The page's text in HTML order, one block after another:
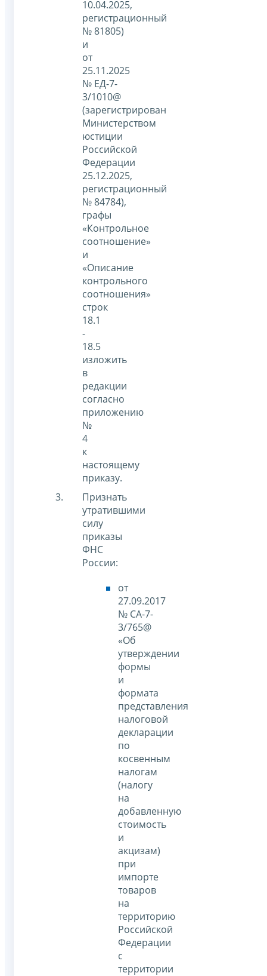
10.04.2025,
регистрационный
№ 81805)
и
от
25.11.2025
№ ЕД-7-
3/1010@
(зарегистрирован
Министерством
юстиции
Российской
Федерации
25.12.2025,
регистрационный
№ 84784),
графы
«Контрольное
соотношение»
и
«Описание
контрольного
соотношения»
строк
18.1
-
18.5
изложить
в
редакции
согласно
приложению
№
4
к
настоящему
приказу.
Признать
утратившими
силу
приказы
ФНС
России:
от
27.09.2017
№ СА-7-
3/765@
«Об
утверждении
формы
и
формата
представления
налоговой
декларации
по
косвенным
налогам
(налогу
на
добавленную
стоимость
и
акцизам)
при
импорте
товаров
на
территорию
Российской
Федерации
с
территории